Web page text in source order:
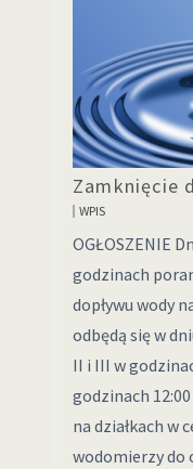
Zamknięcie
WPIS
OGŁOSZENIE
godzinach
dopływu wody
odbędą się w
II i III w
godzinach
na działkach w
wodomierzy do